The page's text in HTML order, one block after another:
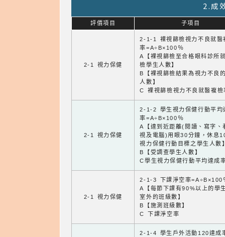
2.成
評價項目 子項目
2-1 視力保健
2-1-1 裸視篩檢視力不良就醫
率=A÷B×100％
A【裸視篩檢至合格眼科診所
檢學生人數】
B【裸視篩檢結果為視力不良
人數】
C 裸視篩檢視力不良就醫複檢
2-1 視力保健
2-1-2 學生視力保健行動平均
率=A÷B×100％
A【達到近距離(閱讀、寫字、
視及電腦)用眼30分鐘，休息
視力保健行動目標之學生人數
B【受調查學生人數】
C學生視力保健行動平均達成
2-1 視力保健
2-1-3 下課淨空率=A÷B×100
A【每節下課有90%以上的學
室外的班級數】
B【施測班級數】
C 下課淨空率
2-1-4 學生戶外活動120達成